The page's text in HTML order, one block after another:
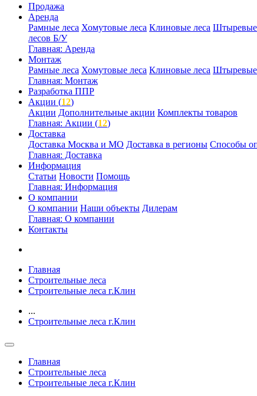
Продажа
Аренда
Рамные леса Хомутовые леса Клиновые леса Штыревые
лесов Б/У
Главная: Аренда
Монтаж
Рамные леса Хомутовые леса Клиновые леса Штыревые
Главная: Монтаж
Разработка ППР
Акции (12)
Акции Дополнительные акции Комплекты товаров
Главная: Акции (12)
Доставка
Доставка Москва и МО Доставка в регионы Способы
Главная: Доставка
Информация
Статьи Новости Помощь
Главная: Информация
О компании
О компании Наши объекты Дилерам
Главная: О компании
Контакты
Главная
Строительные леса
Строительные леса г.Клин
...
Строительные леса г.Клин
Главная
Строительные леса
Строительные леса г.Клин